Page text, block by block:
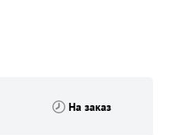
На заказ